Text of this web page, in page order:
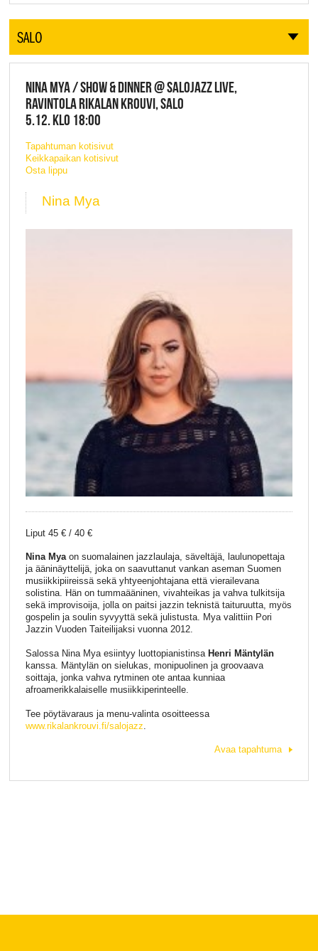
SALO
NINA MYA / SHOW & DINNER @ SALOJAZZ LIVE,
RAVINTOLA RIKALAN KROUVI, SALO
5.12. KLO 18:00
Tapahtuman kotisivut
Keikkapaikan kotisivut
Osta lippu
Nina Mya
Liput 45 € / 40 €
Nina Myaon suomalainen jazzlaulaja, säveltäjä, laulunopettaja
ja ääninäyttelijä, joka on saavuttanut vankan aseman Suomen
musiikkipiireissä sekä yhtyeenjohtajana että vierailevana
solistina. Hän on tummaääninen, vivahteikas ja vahva tulkitsija
sekä improvisoija, jolla on paitsi jazzin teknistä taituruutta, myös
gospelin ja soulin syvyyttä sekä julistusta. Mya valittiin Pori
Jazzin Vuoden Taiteilijaksi vuonna 2012.
Salossa Nina Mya esiintyy luottopianistinsa Henri Mäntylän
kanssa. Mäntylän on sielukas, monipuolinen ja groovaava
soittaja, jonka vahva rytminen ote antaa kunniaa
afroamerikkalaiselle musiikkiperinteelle.
Tee pöytävaraus ja menu-valinta osoitteessa
www.rikalankrouvi.fi/salojazz
Avaa tapahtuma